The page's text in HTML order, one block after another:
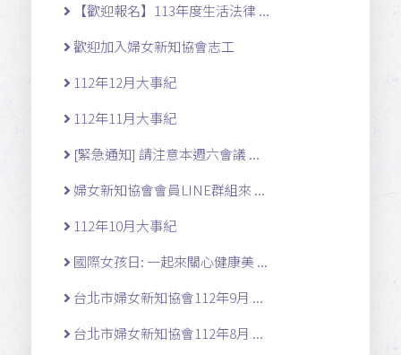
【歡迎報名】113年度生活法律 ...
歡迎加入婦女新知協會志工
112年12月大事紀
112年11月大事紀
[緊急通知] 請注意本週六會議 ...
婦女新知協會會員LINE群組來 ...
112年10月大事紀
國際女孩日: 一起來關心健康美 ...
台北市婦女新知協會112年9月 ...
台北市婦女新知協會112年8月 ...